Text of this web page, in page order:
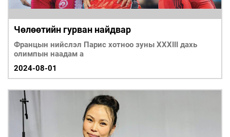
Чөлөөтийн гурван найдвар
Францын нийслэл Парис хотноо зуны XXXIII дахь
олимпын наадам а
2024-08-01